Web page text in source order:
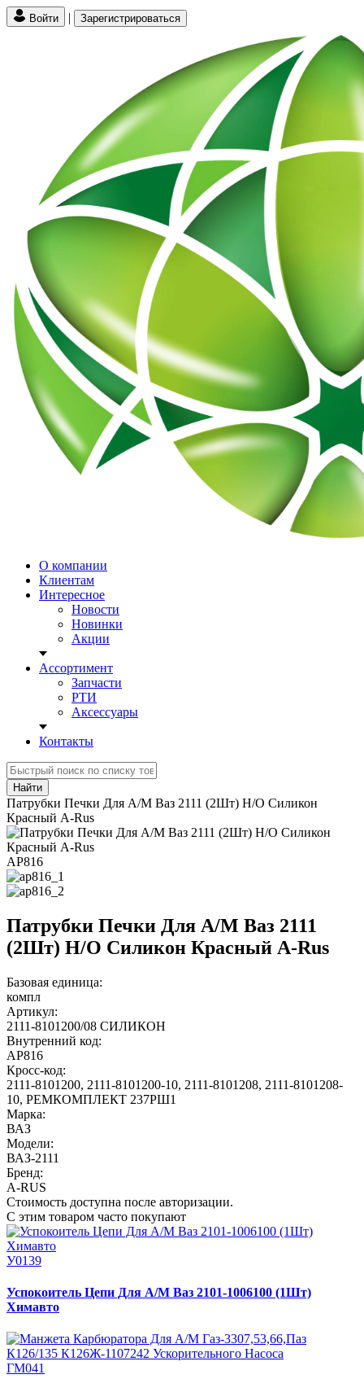
Войти | Зарегистрироваться
О компании
Клиентам
Интересное
Новости
Новинки
Акции
Ассортимент
Запчасти
РТИ
Аксессуары
Контакты
Найти
Патрубки Печки Для А/М Ваз 2111 (2Шт) Н/О Силикон
Красный A-Rus
АР816
Патрубки Печки Для А/М Ваз 2111
(2Шт) Н/О Силикон Красный A-Rus
Базовая единица:
компл
Артикул:
2111-8101200/08 СИЛИКОН
Внутренний код:
АР816
Кросс-код:
2111-8101200, 2111-8101200-10, 2111-8101208, 2111-8101208-
10, РЕМКОМПЛЕКТ 237РШ1
Марка:
ВАЗ
Модели:
ВАЗ-2111
Бренд:
A-RUS
Стоимость доступна после авторизации.
С этим товаром часто покупают
У0139
Успокоитель Цепи Для А/М Ваз 2101-1006100 (1Шт)
Химавто
ГМ041